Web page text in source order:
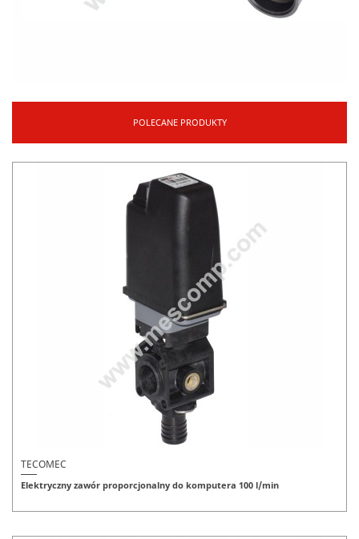
POLECANE PRODUKTY
TECOMEC
Elektryczny zawór proporcjonalny do komputera 100 l/min